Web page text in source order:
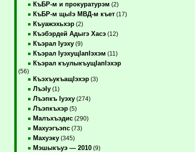
КъБР-м и прокуратурэм (2)
КъБР-м щыIэ МВД-м къет(17)
Къуажэхьхэр(2)
Къэбэрдей Адыгэ Хасэ(12)
Къэрал Iуэху(9)
Къэрал IуэхущIапIэхэм (11)
Къэрал къулыкъущIапIэхэр
(56)
КъэхъукъащIэхэр(3)
ЛъэIу(1)
Лъэпкъ Iуэху(274)
Лъэпкъхэр(5)
Малъхъэдис(290)
Махуэгъэпс(73)
Махуэку(345)
Мэшыкъуэ — 2010(9)